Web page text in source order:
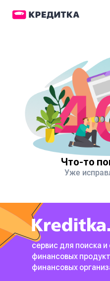
Что-то
Уже
сервис для поиска и
финансовых
финансовых